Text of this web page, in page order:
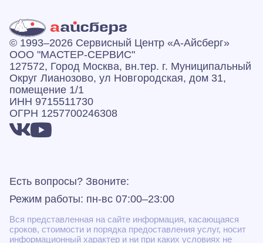
© 1993–2026 Сервисный Центр «А‑Айсберг»
ООО "МАСТЕР-СЕРВИС"
127572, Город Москва, вн.тер. г. Муниципальный
Округ Лианозово, ул Новгородская, дом 31,
помещение 1/1
ИНН 9715511730
ОГРН 1257700246308
Есть вопросы? Звоните:
Режим работы: пн-вс 07:00–23:00
Вся представленная на сайте информация, касающаяся
сроков, стоимости и порядка предоставления услуг, носит
информационный характер и ни при каких условиях не